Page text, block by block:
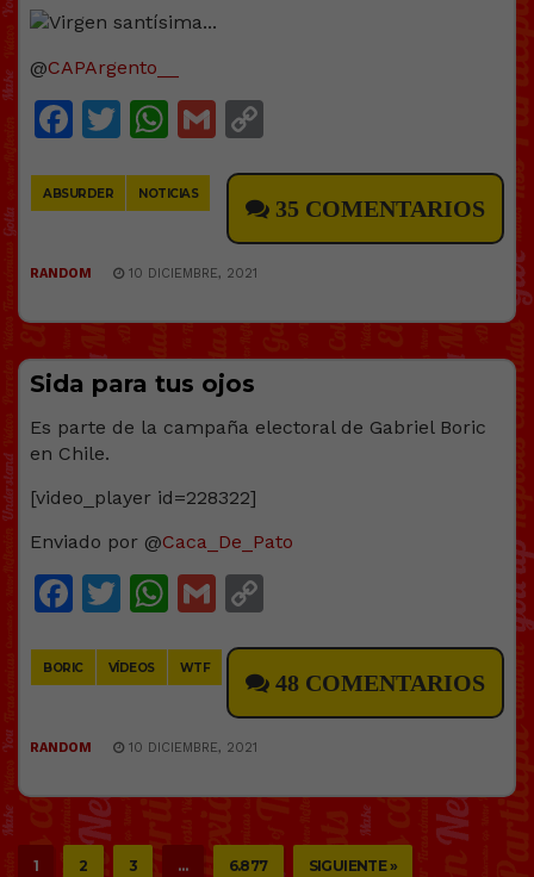
@CAPArgento__
Facebook
Twitter
WhatsApp
Gmail
ABSURDER NOTICIAS
35 COMENTARIOS
RANDOM 10 DICIEMBRE, 2021
Sida para tus ojos
Es parte de la campaña electoral de Gabriel Boric
en Chile.
[video_player id=228322]
Enviado por @Caca_De_Pato
Facebook
Twitter
WhatsApp
Gmail
BORIC VÍDEOS WTF
48 COMENTARIOS
RANDOM 10 DICIEMBRE, 2021
1 2 3 … 6.877 SIGUIENTE »